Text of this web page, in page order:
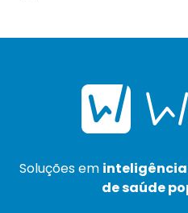
Soluções em
de saúde